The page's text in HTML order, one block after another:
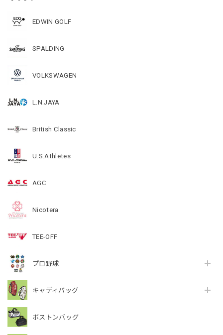
EDWIN GOLF
SPALDING
VOLKSWAGEN
L.N.JAYA
British Classic
U.S.Athletes
AGC
Nicotera
TEE-OFF
プロ野球
キャディバッグ
ボストンバッグ